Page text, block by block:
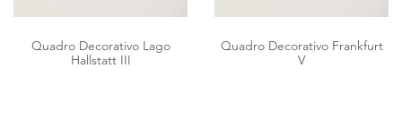
Quadro Decorativo Lago
Hallstatt III
Quadro Decorativo Frankfurt
V